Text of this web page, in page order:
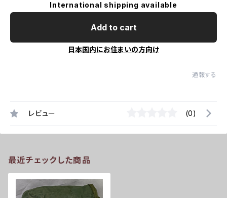
International shipping available
Add to cart
日本国内にお住まいの方向け
通報する
レビュー (0)
最近チェックした商品